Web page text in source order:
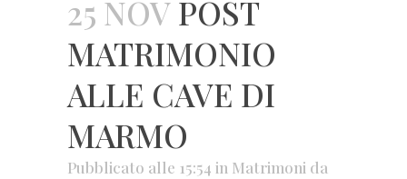
25 NOVPOST
MATRIMONIO
ALLE CAVE DI
MARMO
Pubblicato alle 15:54 in Matrimoni da